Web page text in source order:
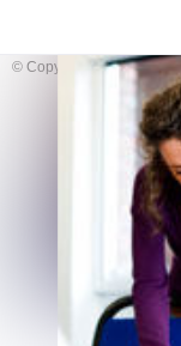
© Copyright: